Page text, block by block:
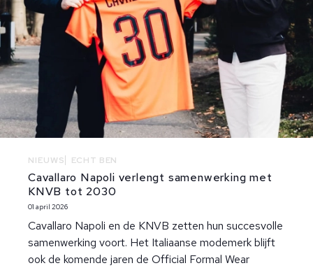
NIEUWS ECHT BEN
Cavallaro Napoli verlengt samenwerking met
KNVB tot 2030
01 april 2026
Cavallaro Napoli en de KNVB zetten hun succesvolle
samenwerking voort. Het Italiaanse modemerk blijft
ook de komende jaren de Official Formal Wear